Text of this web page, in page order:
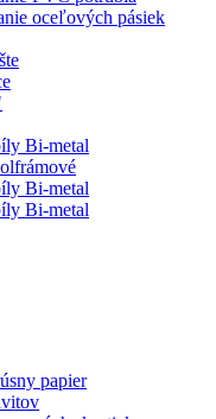
oceľových pásiek
Bi-metal
Bi-metal
Bi-metal
papier